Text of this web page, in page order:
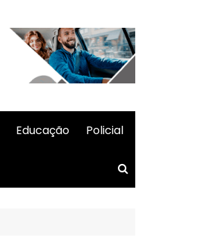
Educação Policial